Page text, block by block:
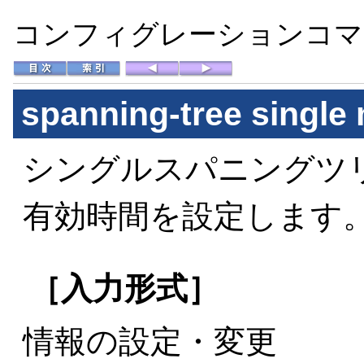
コンフィグレーションコ
spanning-tree single
シングルスパニングツ
有効時間を設定します
［入力形式］
情報の設定・変更